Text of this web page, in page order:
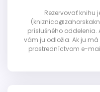
Rezervovať knihu
príslušného oddelenia.
vám ju odložia. Ak ju
prostredníctvom e-